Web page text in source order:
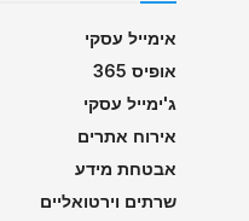
אימייל עסקי
אופיס 365
ג'ימייל עסקי
אירוח אתרים
אבטחת מידע
שרתים וירטואליים